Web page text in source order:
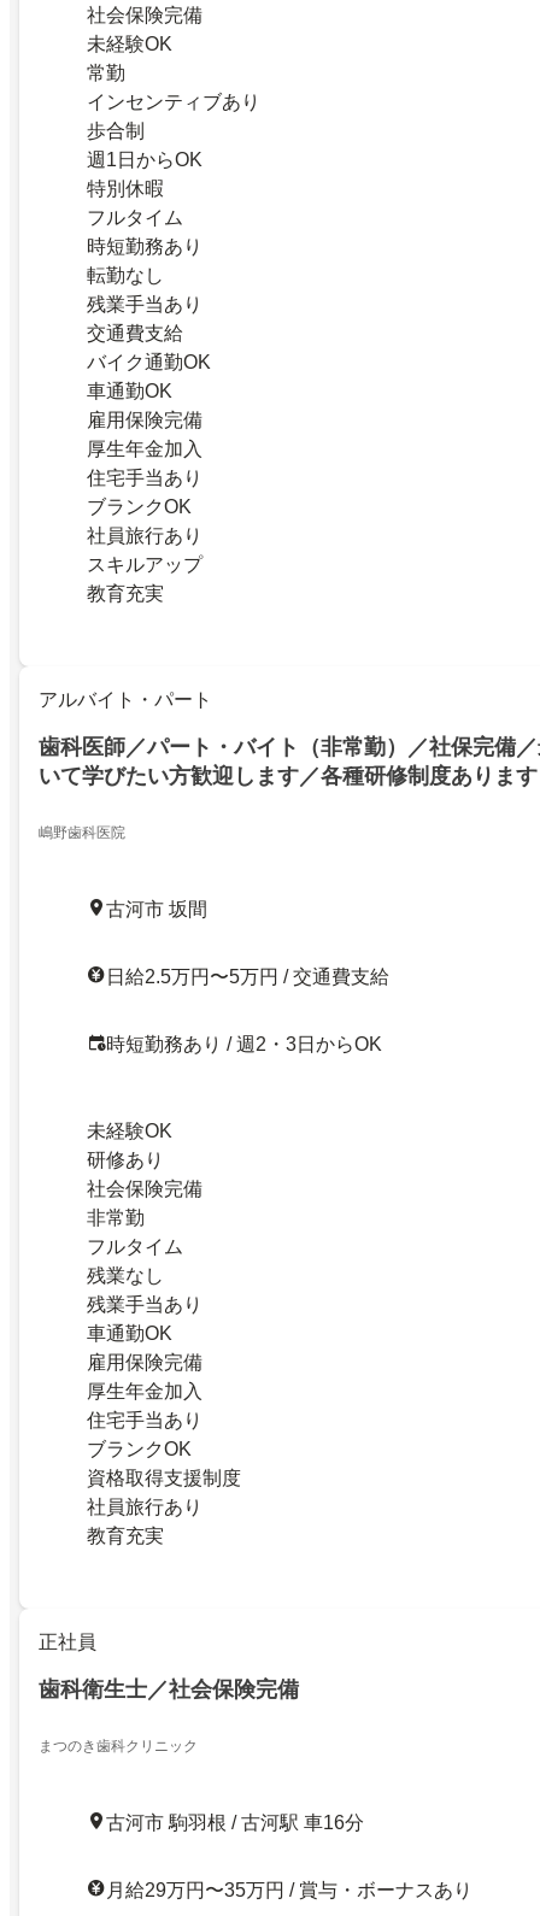
社会保険完備
未経験OK
常勤
インセンティブあり
歩合制
週1日からOK
特別休暇
フルタイム
時短勤務あり
転勤なし
残業手当あり
交通費支給
バイク通勤OK
車通勤OK
雇用保険完備
厚生年金加入
住宅手当あり
ブランクOK
社員旅行あり
スキルアップ
教育充実
アルバイト・パート
歯科医師／パート・バイト（非常勤）／社保完備
いて学びたい方歓迎します／各種研修制度あります
嶋野歯科医院
古河市 坂間
日給2.5万円〜5万円 / 交通費支給
時短勤務あり / 週2・3日からOK
未経験OK
研修あり
社会保険完備
非常勤
フルタイム
残業なし
残業手当あり
車通勤OK
雇用保険完備
厚生年金加入
住宅手当あり
ブランクOK
資格取得支援制度
社員旅行あり
教育充実
正社員
歯科衛生士／社会保険完備
まつのき歯科クリニック
古河市 駒羽根 / 古河駅 車16分
月給29万円〜35万円 / 賞与・ボーナスあり